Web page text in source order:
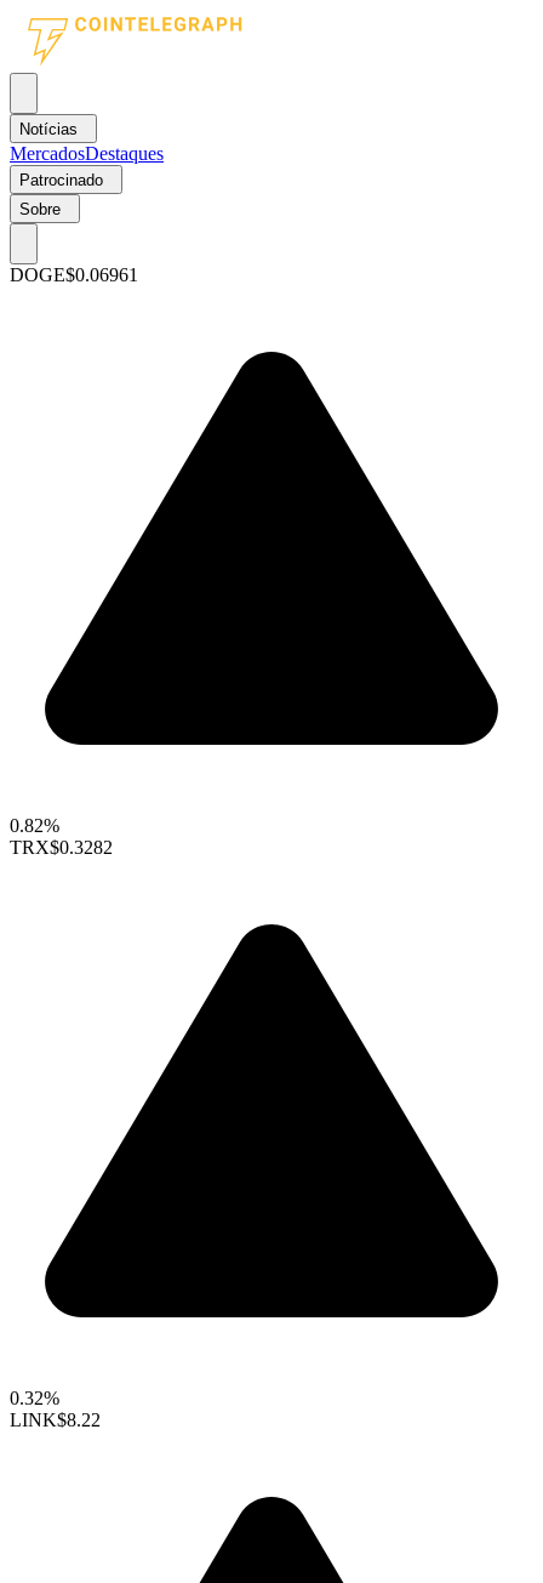
Notícias
MercadosDestaques
Patrocinado
Sobre
DOGE$0.06961
0.82%
TRX$0.3282
0.32%
LINK$8.22